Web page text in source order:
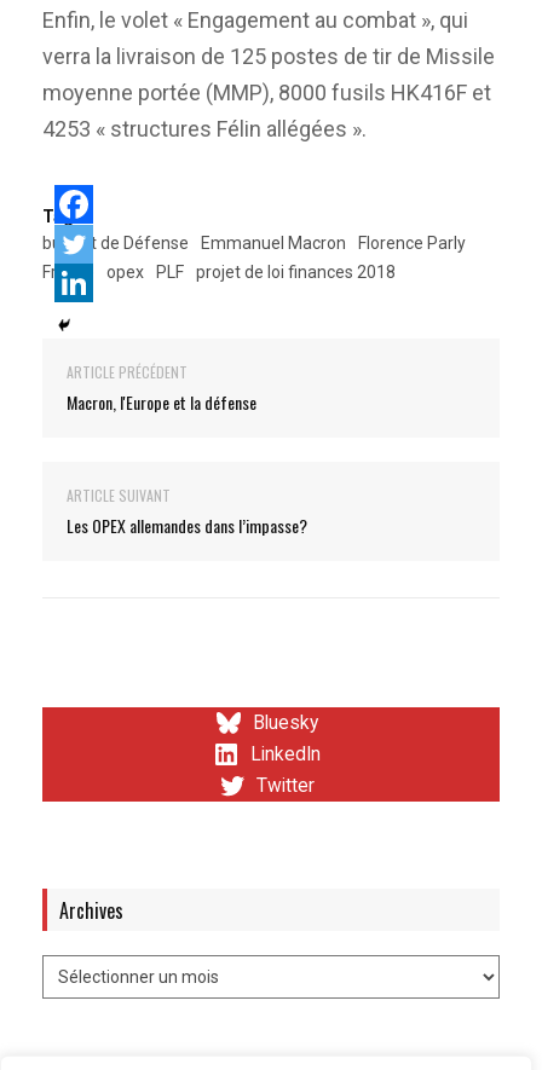
Enfin, le volet « Engagement au combat », qui
verra la livraison de 125 postes de tir de Missile
moyenne portée (MMP), 8000 fusils HK416F et
4253 « structures Félin allégées ».
Tags:
budget de Défense
Emmanuel Macron
Florence Parly
France
opex PLF projet de loi finances 2018
ARTICLE PRÉCÉDENT
Macron, l'Europe et la défense
ARTICLE SUIVANT
Les OPEX allemandes dans l’impasse?
Bluesky
LinkedIn
Twitter
Archives